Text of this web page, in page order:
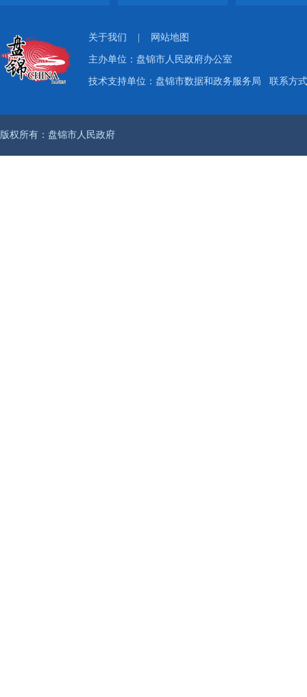
关于我们 网站地图
主办单位：盘锦市人民政府办公室
技术支持单位：盘锦市数据和政务服务局 联系方
版权所有：盘锦市人民政府